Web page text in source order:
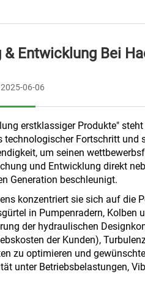
Entwicklung Bei
06-06
erstklassiger Produkte"
Fortschritt
um seinen
und Entwicklung direkt
Generation beschleunigt.
konzentriert sie sich auf die
in Pumpenradern, Kolben
der hydraulischen
der Kunden),
zu optimieren und
unter Betriebsbelastungen,